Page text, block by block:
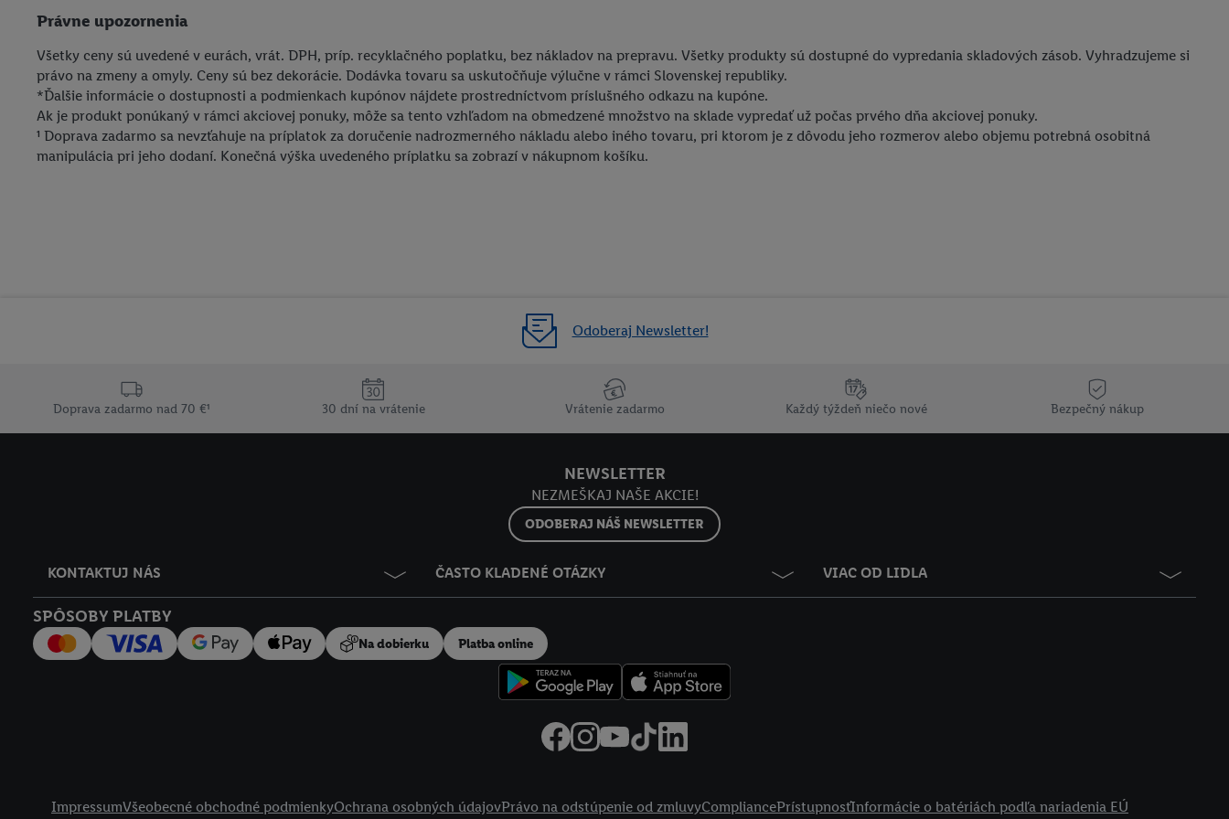
Podmienky ochrany osobných údajov
Lidl Plus krajiny
Právne upozornenia
Všetky ceny sú uvedené v eurách, vrát. DPH, príp. recyklačného poplatku, bez nákladov na prepravu. Všetky produkty sú dostupné do vypredania skladových zásob. Vyhradzujeme si
právo na zmeny a omyly. Ceny sú bez dekorácie. Dodávka tovaru sa uskutočňuje výlučne v rámci Slovenskej republiky.
*Ďalšie informácie o dostupnosti a podmienkach kupónov nájdete prostredníctvom príslušného odkazu na kupóne.
Ak je produkt ponúkaný v rámci akciovej ponuky, môže sa tento vzhľadom na obmedzené množstvo na sklade vypredať už počas prvého dňa akciovej ponuky.
¹ Doprava zadarmo sa nevzťahuje na príplatok za doručenie nadrozmerného nákladu alebo iného tovaru, pri ktorom je z dôvodu jeho rozmerov alebo objemu potrebná osobitná
manipulácia pri jeho dodaní. Konečná výška uvedeného príplatku sa zobrazí v nákupnom košíku.
Odoberaj Newsletter!
Doprava zadarmo nad 70 €¹ 30 dní na vrátenie Vrátenie zadarmo Každý týždeň niečo nové Bezpečný nákup
NEWSLETTER
NEZMEŠKAJ NAŠE AKCIE!
ODOBERAJ NÁŠ NEWSLETTER
KONTAKTUJ NÁS ČASTO KLADENÉ OTÁZKY VIAC OD LIDLA
SPÔSOBY PLATBY
Na dobierku Platba online
ImpressumVšeobecné obchodné podmienkyOchrana osobných údajovPrávo na odstúpenie od zmluvyCompliancePrístupnosťInformácie o batériách podľa nariadenia EÚ